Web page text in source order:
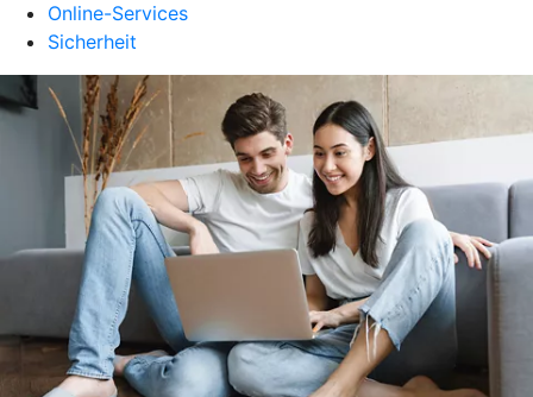
Online-Services
Sicherheit